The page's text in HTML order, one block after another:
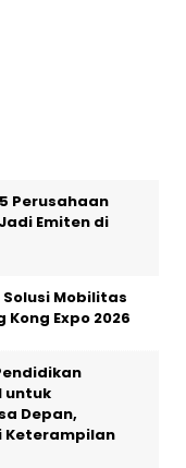
Perusahaan
Emiten di
Solusi Mobilitas
Expo 2026
untuk
Depan,
Keterampilan